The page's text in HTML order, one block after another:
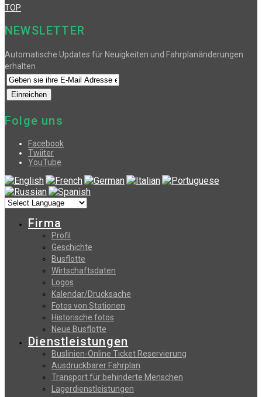
TOP
NEWSLETTER
Automatische Updates für Neuigkeiten und Fahrplanänderungen
erhalten
Folge uns
Facebook
Twiiter
YouTube
Firma
Profil
Geschichte
Busflotte
Wirtschaftsdaten
Logos
Kalendar/Drucksache
Fotos von Stationen
Historische fotos
Neue Busflotte
Dienstleistungen
Buslinien-Online Ticket Reservierung
Αusdruckbarer Fahrplan
Transport für behinderte Menschen
Lagerdienstleistungen